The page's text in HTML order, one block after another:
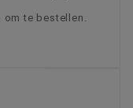
om te bestellen.